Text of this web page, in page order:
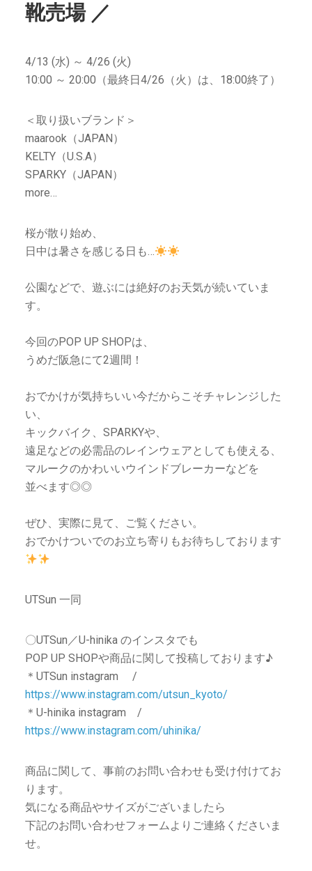
靴売場 ／
4/13 (水) ～ 4/26 (火)
10:00 ～ 20:00（最終日4/26（火）は、18:00終了）
＜取り扱いブランド＞
maarook（JAPAN）
KELTY（U.S.A）
SPARKY（JAPAN）
more…
桜が散り始め、⁡⁡
日中は暑さを感じる日も…
公園などで、遊ぶには絶好のお天気が続いていま
す。⁡⁡
今回のPOP UP SHOPは、⁡⁡
うめだ阪急にて2週間！
おでかけが気持ちいい今だからこそチャレンジした
い、⁡⁡
キックバイク、SPARKYや、⁡⁡
遠足などの必需品のレインウェアとしても使える、⁡⁡
マルークのかわいいウインドブレーカーなどを⁡⁡
並べます◎◎⁡⁡
ぜひ、実際に見て、ご覧ください。⁡⁡
おでかけついでのお立ち寄りもお待ちしております
UTSun 一同
〇UTSun／U-hinika のインスタでも
POP UP SHOPや商品に関して投稿しております♪
＊UTSun instagram /
https://www.instagram.com/utsun_kyoto/
＊U-hinika instagram /
https://www.instagram.com/uhinika/
商品に関して、事前のお問い合わせも受け付けてお
ります。
気になる商品やサイズがございましたら
下記のお問い合わせフォームよりご連絡くださいま
せ。